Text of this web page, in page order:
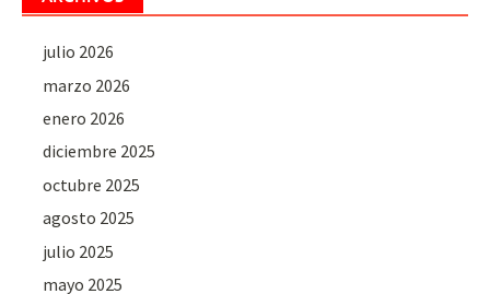
julio 2026
marzo 2026
enero 2026
diciembre 2025
octubre 2025
agosto 2025
julio 2025
mayo 2025